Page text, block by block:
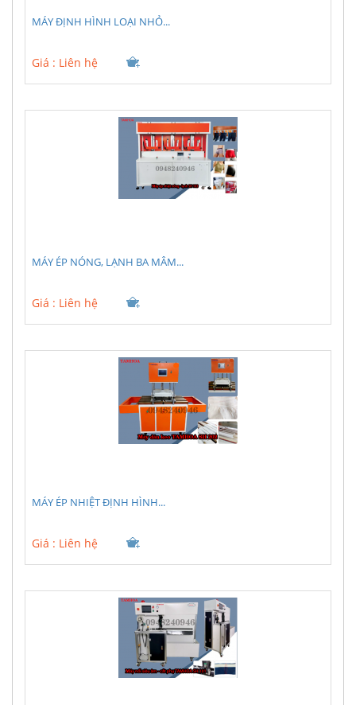
MÁY ĐỊNH HÌNH LOẠI NHỎ...
Giá : Liên hệ
MÁY ÉP NÓNG, LẠNH BA MÂM...
Giá : Liên hệ
MÁY ÉP NHIỆT ĐỊNH HÌNH...
Giá : Liên hệ